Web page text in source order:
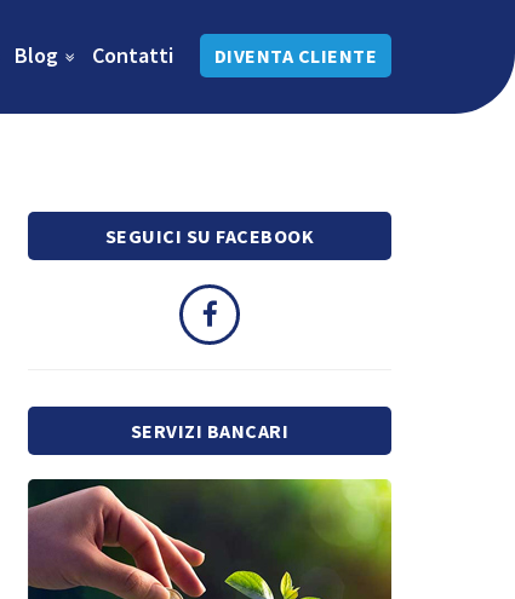
Blog Contatti DIVENTA CLIENTE
SEGUICI SU FACEBOOK
SERVIZI BANCARI